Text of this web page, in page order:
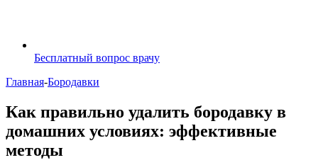
Бесплатный вопрос врачу
Главная-Бородавки
Как правильно удалить бородавку в
домашних условиях: эффективные
методы